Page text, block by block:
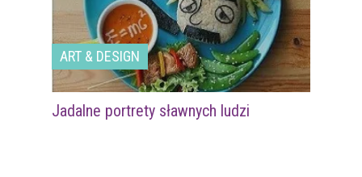
ART & DESIGN
Jadalne portrety sławnych ludzi